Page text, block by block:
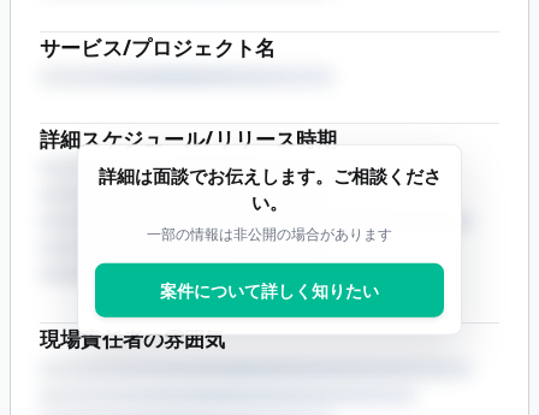
サービス/プロジェクト名
詳細スケジュール/リリース時期
現場責任者の雰囲気
詳細は面談でお伝えします。ご相談くださ
い。
一部の情報は非公開の場合があります
案件について詳しく知りたい